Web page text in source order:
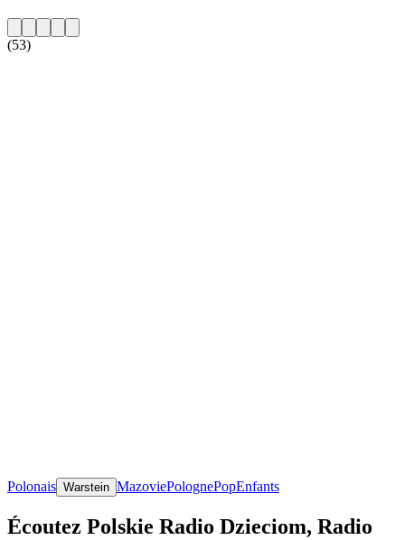
(53)
Polonais Warstein MazoviePolognePopEnfants
Écoutez Polskie Radio Dzieciom, Radio